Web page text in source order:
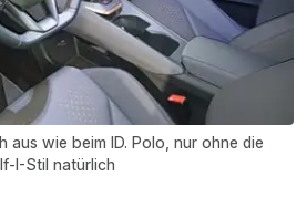
aus wie beim ID. Polo, nur ohne die
I-Stil natürlich